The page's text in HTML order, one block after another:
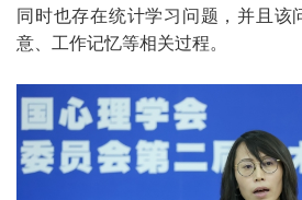
同时也存在统计学习问题，并且该
意、工作记忆等相关过程。